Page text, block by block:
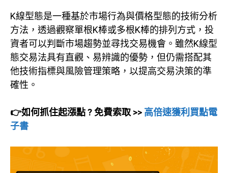
K線型態是一種基於市場行為與價格型態的技術分析
方法，透過觀察單根K棒或多根K棒的排列方式，投
資者可以判斷市場趨勢並尋找交易機會。雖然K線型
態交易法具有直觀、易辨識的優勢，但仍需搭配其
他技術指標與風險管理策略，以提高交易決策的準
確性。
👉如何抓住起漲點 ? 免費索取 >> 高倍速獲利買點電
子書